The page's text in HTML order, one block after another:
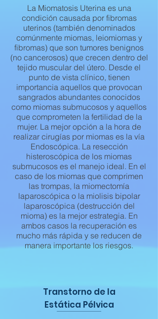
La Miomatosis Uterina es una
condición causada por fibromas
uterinos (también denominados
comúnmente miomas, leiomiomas y
fibromas) que son tumores benignos
(no cancerosos) que crecen dentro del
tejido muscular del útero. Desde el
punto de vista clínico, tienen
importancia aquellos que provocan
sangrados abundantes conocidos
como miomas submucosos y aquellos
que comprometen la fertilidad de la
mujer. La mejor opción a la hora de
realizar cirugías por miomas es la vía
Endoscópica. La resección
histeroscópica de los miomas
submucosos es el manejo ideal. En el
caso de los miomas que comprimen
las trompas, la miomectomía
laparoscópica o la miolisis bipolar
laparoscópica (destrucción del
mioma) es la mejor estrategia. En
ambos casos la recuperación es
mucho más rápida y se reducen de
manera importante los riesgos.
Transtorno de la
Estática Pélvica